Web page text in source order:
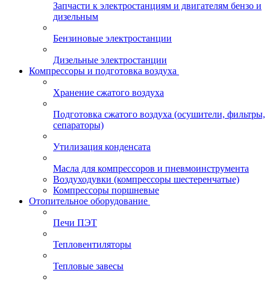
Запчасти к электростанциям и двигателям бензо и
дизельным
Бензиновые электростанции
Дизельные электростанции
Компрессоры и подготовка воздуха
Хранение сжатого воздуха
Подготовка сжатого воздуха (осушители, фильтры,
сепараторы)
Утилизация конденсата
Масла для компрессоров и пневмоинструмента
Воздуходувки (компрессоры шестеренчатые)
Компрессоры поршневые
Отопительное оборудование
Печи ПЭТ
Тепловентиляторы
Тепловые завесы